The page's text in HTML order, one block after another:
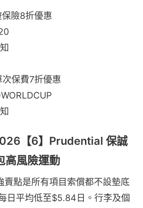
險8折優惠
保費7折優惠
【6】Prudential 保誠
高風險運動
賣點是所有項目索償都不設墊底
日平均低至$5.84日。行李及個